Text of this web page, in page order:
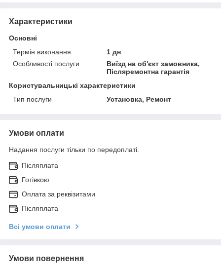
Характеристики
Основні
Термін виконання
1 дн
Особливості послуги
Виїзд на об'єкт замовника,
Післяремонтна гарантія
Користувальницькі характеристики
Тип послуги
Установка, Ремонт
Умови оплати
Надання послуги тільки по передоплаті.
Післяплата
Готівкою
Оплата за реквізитами
Післяплата
Всі умови оплати
Умови повернення